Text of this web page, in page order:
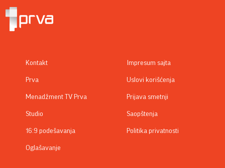
Kontakt
Prva
Menadžment TV Prva
Studio
16:9 podešavanja
Oglašavanje
Impresum sajta
Uslovi korišćenja
Prijava smetnji
Saopštenja
Politika privatnosti